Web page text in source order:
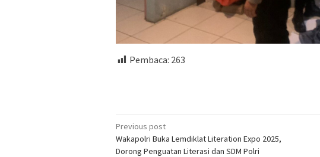
Pembaca: 263
Post
navigation
Previous post
Wakapolri Buka Lemdiklat Literation Expo 2025,
Dorong Penguatan Literasi dan SDM Polri